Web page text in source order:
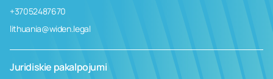
+37052487670
lithuania@widen.legal
Juridiskie pakalpojumi